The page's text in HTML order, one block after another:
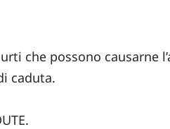
che possono causarne
caduta.